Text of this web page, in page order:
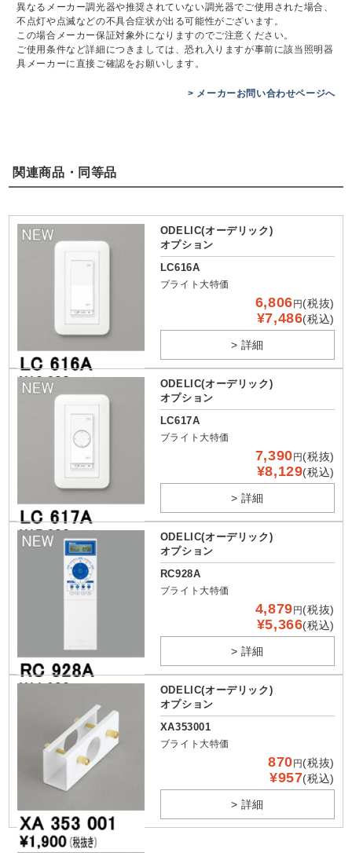
異なるメーカー調光器や推奨されていない調光器でご使用された場合、
不点灯や点滅などの不具合症状が出る可能性がございます。
この場合メーカー保証対象外になりますのでご注意ください。
ご使用条件など詳細につきましては、恐れ入りますが事前に該当照明器
具メーカーに直接ご確認をお願いします。
> メーカーお問い合わせページへ
関連商品・同等品
ODELIC(オーデリック)
オプション
LC616A
ブライト大特価
6,806円(税抜)
¥7,486(税込)
> 詳細
ODELIC(オーデリック)
オプション
LC617A
ブライト大特価
7,390円(税抜)
¥8,129(税込)
> 詳細
ODELIC(オーデリック)
オプション
RC928A
ブライト大特価
4,879円(税抜)
¥5,366(税込)
> 詳細
ODELIC(オーデリック)
オプション
XA353001
ブライト大特価
870円(税抜)
¥957(税込)
> 詳細